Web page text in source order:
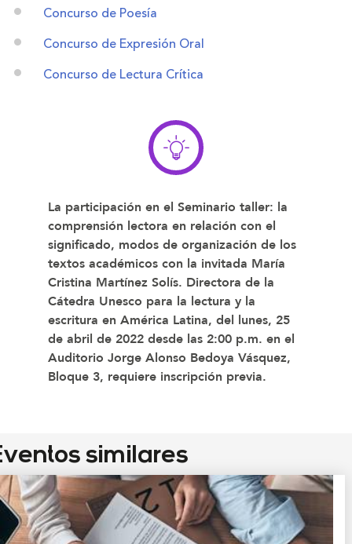
Concurso de Poesía
Concurso de Expresión Oral
Concurso de Lectura Crítica
La participación en el Seminario taller: la
comprensión lectora en relación con el
significado, modos de organización de los
textos académicos con la invitada María
Cristina Martínez Solís. Directora de la
Cátedra Unesco para la lectura y la
escritura en América Latina, del lunes, 25
de abril de 2022 desde las 2:00 p.m. en el
Auditorio Jorge Alonso Bedoya Vásquez,
Bloque 3, requiere inscripción previa.
similares